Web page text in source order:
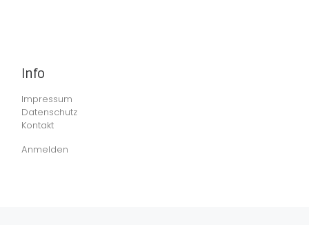
Info
Impressum
Datenschutz
Kontakt
Anmelden